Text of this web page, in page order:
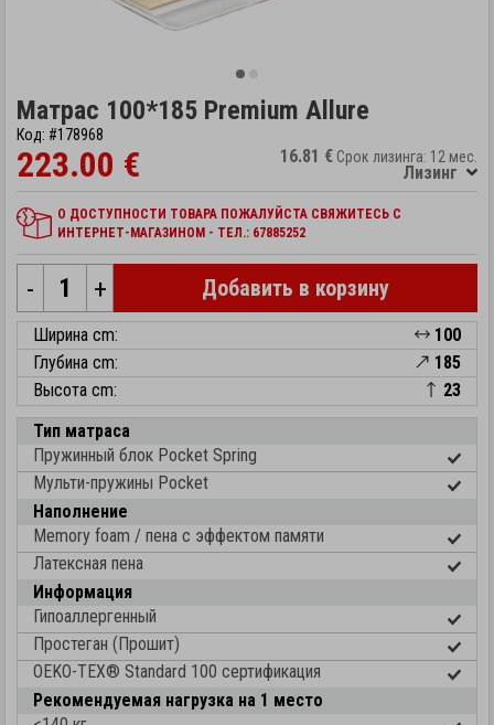
Матрас 100*185 Premium Allure
Код: #178968
223.00 € 16.81 € Срок лизинга: 12 мес.
Лизинг
О ДОСТУПНОСТИ ТОВАРА ПОЖАЛУЙСТА СВЯЖИТЕСЬ С
ИНТЕРНЕТ-МАГАЗИНОМ - ТЕЛ.: 67885252
- + Добавить в корзину
Ширина cm:
100
Глубина cm:
185
Высота cm:
23
Тип матраса
Пружинный блок Pocket Spring
Мульти-пружины Pocket
Наполнение
Memory foam / пена с эффектом памяти
Латексная пена
Информация
Гипоаллергенный
Простеган (Прошит)
OEKO-TEX® Standard 100 cертификация
Рекомендуемая нагрузка на 1 место